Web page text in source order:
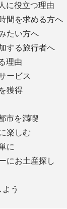
に役立つ理由
間を求める方へ
たい方へ
する旅行者へ
理由
ービス
獲得
市を満喫
楽しむ
に
にお土産探し
う